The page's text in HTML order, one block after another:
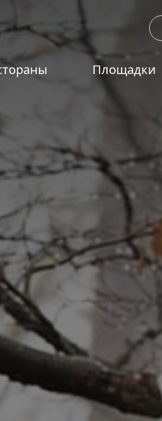
Площадки